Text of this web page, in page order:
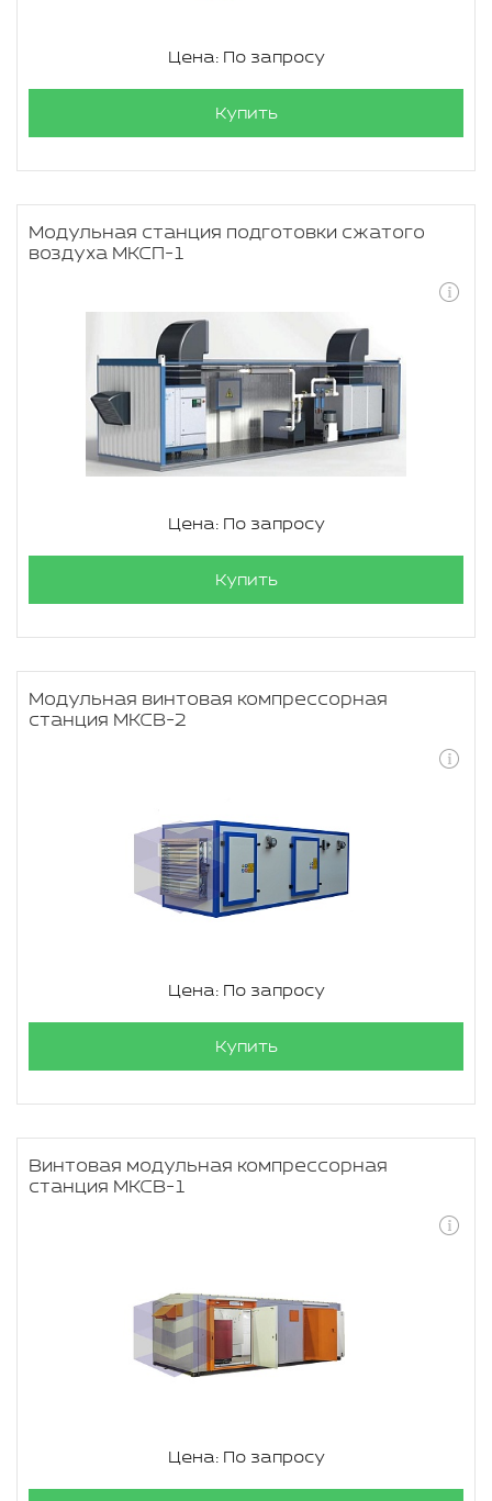
Цена: По запросу
Купить
Модульная станция подготовки сжатого
воздуха МКСП-1
Цена: По запросу
Купить
Модульная винтовая компрессорная
станция МКСВ-2
Цена: По запросу
Купить
Винтовая модульная компрессорная
станция МКСВ-1
Цена: По запросу